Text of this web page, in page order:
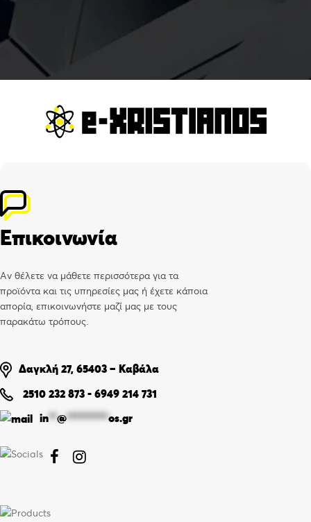
Επικοινωνία
Αν θέλετε να μάθετε περισσότερα για τα
προϊόντα και τις υπηρεσίες μας ή έχετε κάποια
απορία, επικοινωνήστε μαζί μας με τους
παρακάτω τρόπους.
Δαγκλή 27, 65403 – Καβάλα
2510 232 873 - 6949 214 731
in**@**********os.gr
 